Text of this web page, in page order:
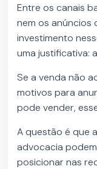
Entre os canais
nem os anúncios
investimento
uma justificativa:
Se a venda não
motivos para
pode vender,
A questão é que
advocacia
posicionar nas